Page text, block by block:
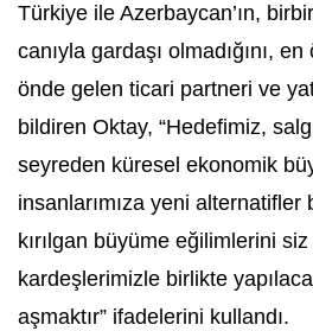
Türkiye ile Azerbaycan’ın,
canıyla gardaşı olmadığını,
önde gelen ticari partneri ve
bildiren Oktay, “Hedefimiz,
seyreden küresel ekonomik
insanlarımıza yeni alternatifler
kırılgan büyüme eğilimlerini siz
kardeşlerimizle birlikte
aşmaktır” ifadelerini kullandı.